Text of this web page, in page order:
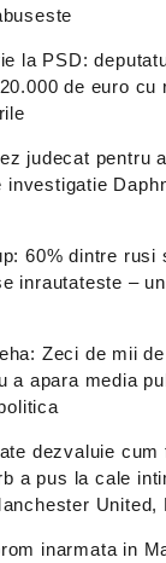
la PSD:
de euro cu
judecat pentru
investigatie
60% dintre rusi
inrautateste –
Zeci de mii
a apara media
dezvaluie cum
a pus la cale
United,
inarmata in